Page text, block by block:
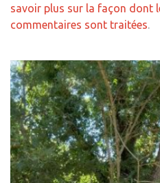
savoir plus sur la façon dont
commentaires sont traitées